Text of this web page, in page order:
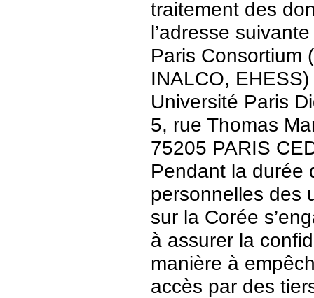
traitement des
l’adresse
Paris Consortium
INALCO, EHESS)
Université Paris
5, rue Thomas
75205 PARIS
Pendant la durée
personnelles des
sur la Corée
à assurer la
manière à
accès par des